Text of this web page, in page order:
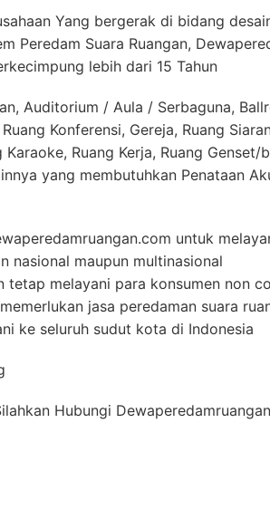
Yang bergerak di bidang
Peredam Suara Ruangan,
lebih dari 15 Tahun
Auditorium / Aula / Serbaguna,
Konferensi, Gereja, Ruang
Karaoke, Ruang Kerja, Ruang
yang membutuhkan Penataan
untuk
nasional maupun multinasional
tetap melayani para konsumen non
jasa peredaman suara
ke seluruh sudut kota di Indonesia
Hubungi